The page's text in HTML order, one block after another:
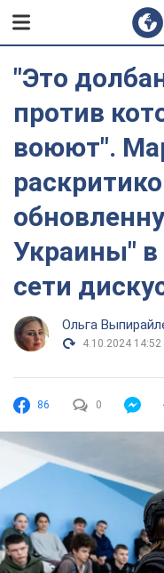
"Это
против
воюют".
Украины" в
сети
Ольга
4.10.2024 14:52
86 0